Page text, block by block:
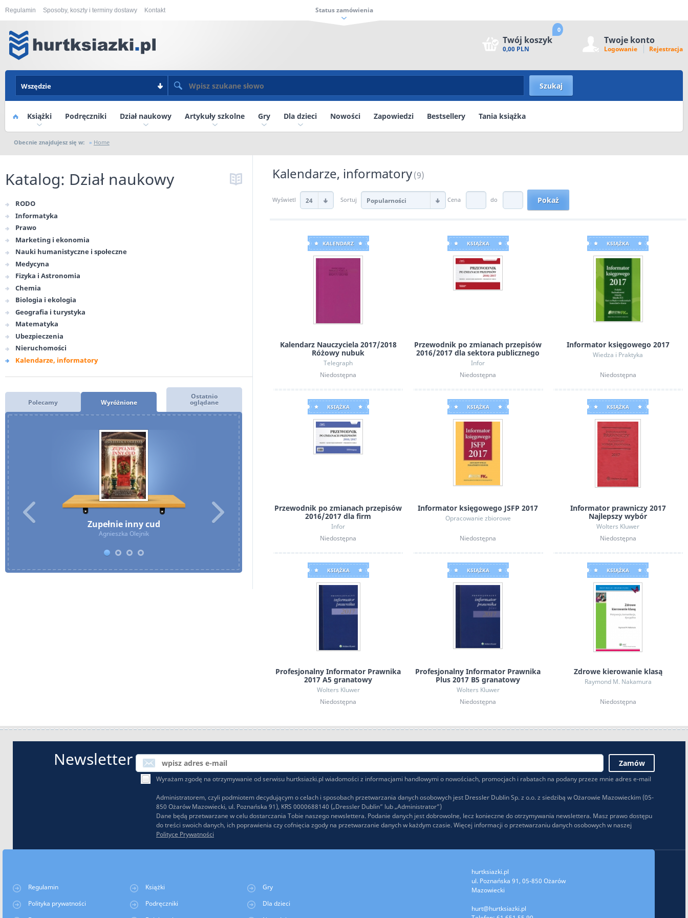
Regulamin Sposoby, koszty i terminy dostawy Kontakt Status zamówienia
0
Twój koszyk
0,00 PLN
Twoje konto
Logowanie Rejestracja
Wszędzie
Home
Książki Podręczniki Dział naukowy Artykuły szkolne Gry Dla dzieci Nowości Zapowiedzi Bestsellery Tania książka
Obecnie znajdujesz się w: Home
Katalog: Dział naukowy
RODO
Informatyka
Prawo
Marketing i ekonomia
Nauki humanistyczne i społeczne
Medycyna
Fizyka i Astronomia
Chemia
Biologia i ekologia
Geografia i turystyka
Matematyka
Ubezpieczenia
Nieruchomości
Kalendarze, informatory
Polecamy Wyróżnione
Ostatnio
oglądane
Zupełnie inny cud
Zupełnie inny cud
Agnieszka Olejnik
Kalendarze, informatory(9)
Wyświetl 24 Sortuj Popularności Cena do
KALENDARZ
Kalendarz Nauczyciela 2017/2018
Różowy nubuk
Telegraph
Niedostępna
KSIĄŻKA
Przewodnik po zmianach przepisów
2016/2017 dla sektora publicznego
Infor
Niedostępna
KSIĄŻKA
Informator księgowego 2017
Wiedza i Praktyka
Niedostępna
KSIĄŻKA
Przewodnik po zmianach przepisów
2016/2017 dla firm
Infor
Niedostępna
KSIĄŻKA
Informator księgowego JSFP 2017
Opracowanie zbiorowe
Niedostępna
KSIĄŻKA
Informator prawniczy 2017
Najlepszy wybór
Wolters Kluwer
Niedostępna
KSIĄŻKA
Profesjonalny Informator Prawnika
2017 A5 granatowy
Wolters Kluwer
Niedostępna
KSIĄŻKA
Profesjonalny Informator Prawnika
Plus 2017 B5 granatowy
Wolters Kluwer
Niedostępna
KSIĄŻKA
Zdrowe kierowanie klasą
Raymond M. Nakamura
Niedostępna
Newsletter
Wyrażam zgodę na otrzymywanie od serwisu hurtksiazki.pl wiadomości z informacjami handlowymi o nowościach, promocjach i rabatach na podany przeze mnie adres e-mail
Administratorem, czyli podmiotem decydującym o celach i sposobach przetwarzania danych osobowych jest Dressler Dublin Sp. z o.o. z siedzibą w Ożarowie Mazowieckim (05-
850 Ożarów Mazowiecki, ul. Poznańska 91), KRS 0000688140 („Dressler Dublin” lub „Administrator”)
Dane będą przetwarzane w celu dostarczania Tobie naszego newslettera. Podanie danych jest dobrowolne, lecz konieczne do otrzymywania newslettera. Masz prawo dostępu
do treści swoich danych, ich poprawienia czy cofnięcia zgody na przetwarzanie danych w każdym czasie. Więcej informacji o przetwarzaniu danych osobowych w naszej
Polityce Prywatności
Regulamin
Polityka prywatności
Książki
Podręczniki
Gry
Dla dzieci
hurtksiazki.pl
ul. Poznańska 91, 05-850 Ożarów
Mazowiecki
hurt@hurtksiazki.pl